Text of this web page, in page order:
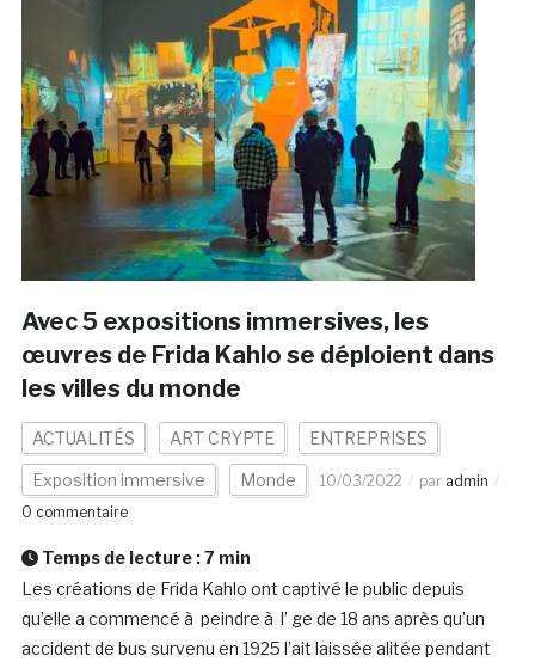
Avec 5 expositions immersives, les
œuvres de Frida Kahlo se déploient dans
les villes du monde
ACTUALITÉS ART CRYPTE ENTREPRISES
Exposition immersive Monde 10/03/2022 par admin
0 commentaire
Temps de lecture :7 min
Les créations de Frida Kahlo ont captivé le public depuis
qu’elle a commencé à peindre à l’ ge de 18 ans après qu’un
accident de bus survenu en 1925 l’ait laissée alitée pendant